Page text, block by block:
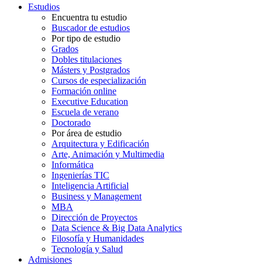
Estudios
Encuentra tu estudio
Buscador de estudios
Por tipo de estudio
Grados
Dobles titulaciones
Másters y Postgrados
Cursos de especialización
Formación online
Executive Education
Escuela de verano
Doctorado
Por área de estudio
Arquitectura y Edificación
Arte, Animación y Multimedia
Informática
Ingenierías TIC
Inteligencia Artificial
Business y Management
MBA
Dirección de Proyectos
Data Science & Big Data Analytics
Filosofía y Humanidades
Tecnología y Salud
Admisiones